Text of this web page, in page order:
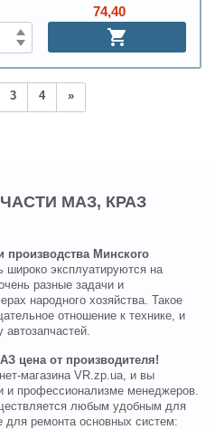
74,40
3 4 »
МАЗ, КРАЗ
производства Минского
широко эксплуатируются на
разные задачи и
народного хозяйства. Такое
отношение к технике, и
цена от производителя!
магазина VR.zp.ua, и вы
и профессионализме менеджеров.
любым удобным для
ремонта основных систем: